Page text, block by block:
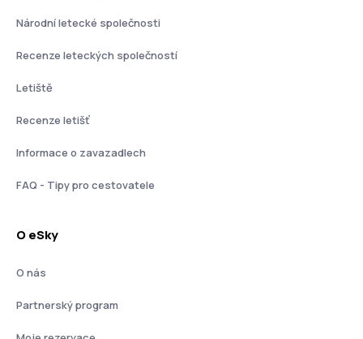
Národní letecké společnosti
Recenze leteckých společností
Letiště
Recenze letišť
Informace o zavazadlech
FAQ - Tipy pro cestovatele
O eSky
O nás
Partnerský program